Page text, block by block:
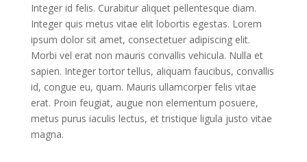
Integer id felis. Curabitur aliquet pellentesque diam.
Integer quis metus vitae elit lobortis egestas. Lorem
ipsum dolor sit amet, consectetuer adipiscing elit.
Morbi vel erat non mauris convallis vehicula. Nulla et
sapien. Integer tortor tellus, aliquam faucibus, convallis
id, congue eu, quam. Mauris ullamcorper felis vitae
erat. Proin feugiat, augue non elementum posuere,
metus purus iaculis lectus, et tristique ligula justo vitae
magna.